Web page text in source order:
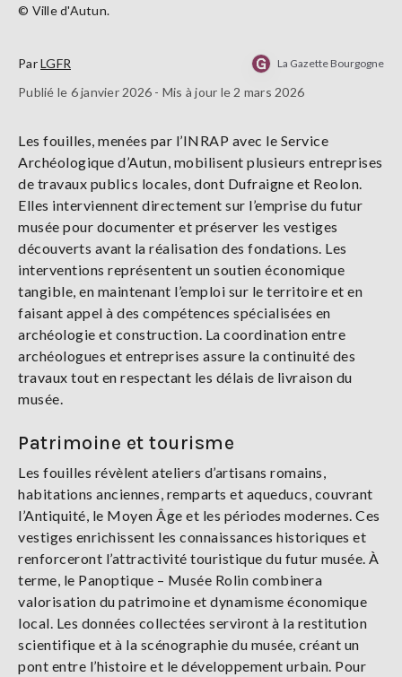
© Ville d'Autun.
ParLGFR La Gazette Bourgogne
Publié le 6 janvier 2026 - Mis à jour le 2 mars 2026
Les fouilles, menées par l’INRAP avec le Service
Archéologique d’Autun, mobilisent plusieurs entreprises
de travaux publics locales, dont Dufraigne et Reolon.
Elles interviennent directement sur l’emprise du futur
musée pour documenter et préserver les vestiges
découverts avant la réalisation des fondations. Les
interventions représentent un soutien économique
tangible, en maintenant l’emploi sur le territoire et en
faisant appel à des compétences spécialisées en
archéologie et construction. La coordination entre
archéologues et entreprises assure la continuité des
travaux tout en respectant les délais de livraison du
musée.
Patrimoine et tourisme
Les fouilles révèlent ateliers d’artisans romains,
habitations anciennes, remparts et aqueducs, couvrant
l’Antiquité, le Moyen Âge et les périodes modernes. Ces
vestiges enrichissent les connaissances historiques et
renforceront l’attractivité touristique du futur musée. À
terme, le Panoptique – Musée Rolin combinera
valorisation du patrimoine et dynamisme économique
local. Les données collectées serviront à la restitution
scientifique et à la scénographie du musée, créant un
pont entre l’histoire et le développement urbain. Pour